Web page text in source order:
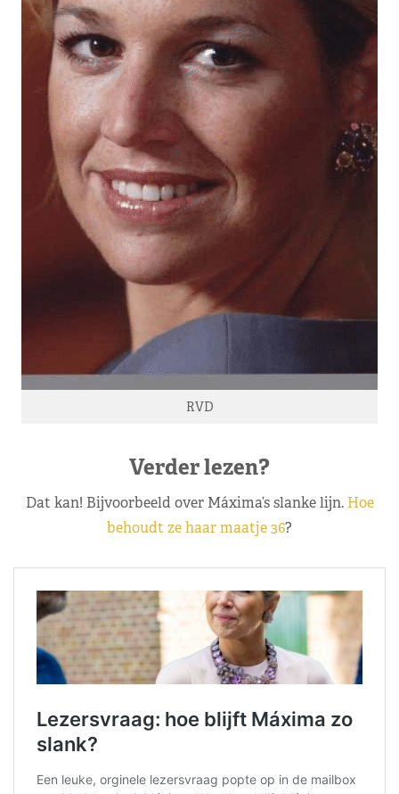
RVD
Verder lezen?
Dat kan! Bijvoorbeeld over Máxima’s slanke lijn. Hoe
behoudt ze haar maatje 36?